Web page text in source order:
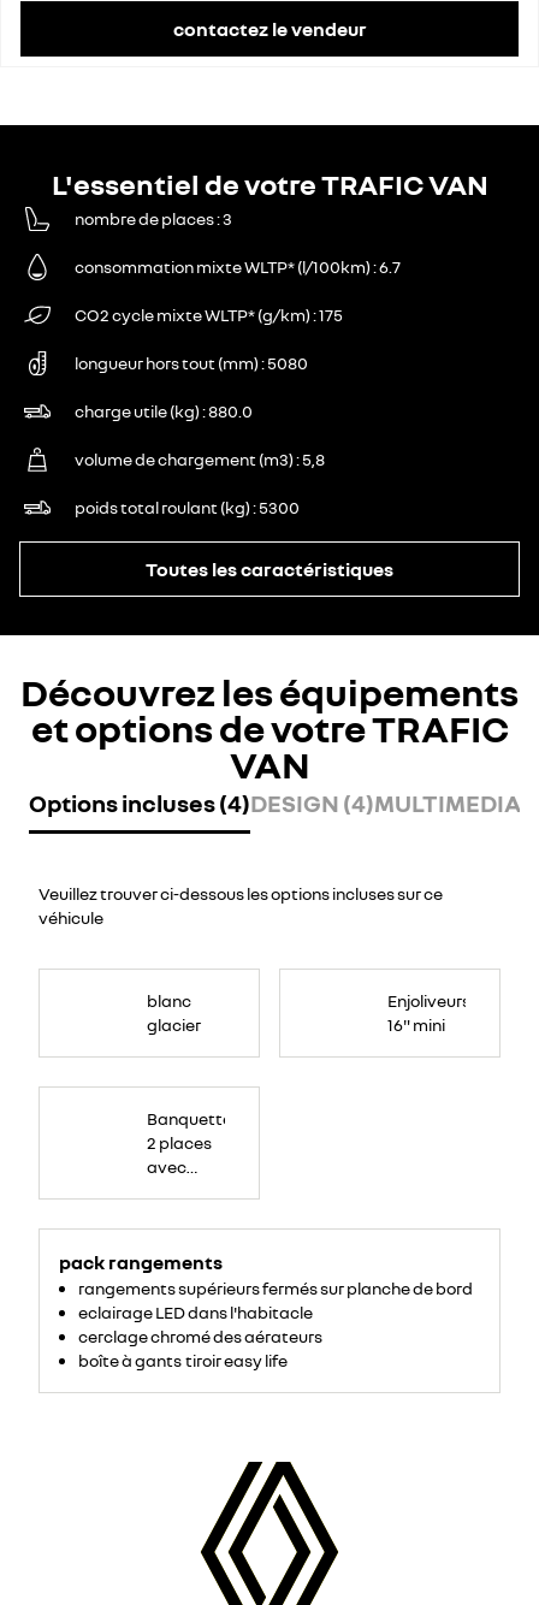
contactez le vendeur
L'essentiel de votre TRAFIC VAN
nombre de places 3
consommation mixte WLTP* (l/100km) 6.7
CO2 cycle mixte WLTP* (g/km) 175
longueur hors tout (mm) 5080
charge utile (kg) 880.0
volume de chargement (m3) 5,8
poids total roulant (kg) 5300
Toutes les caractéristiques
Découvrez les équipements
et options de votre TRAFIC
VAN
Options incluses (4)DESIGN (4)MULTIMEDIA
Veuillez trouver ci-dessous les options incluses sur ce
véhicule
blanc
glacier
Enjoliveurs
16" mini
rangement
ordinateur
écritoire,
rangement
litres
sous
assise.
Banquette
2 places
avec
tablette
écritoire
et assise
relevable
pack rangements
rangements supérieurs fermés sur planche de bord
eclairage LED dans l'habitacle
cerclage chromé des aérateurs
boîte à gants tiroir easy life